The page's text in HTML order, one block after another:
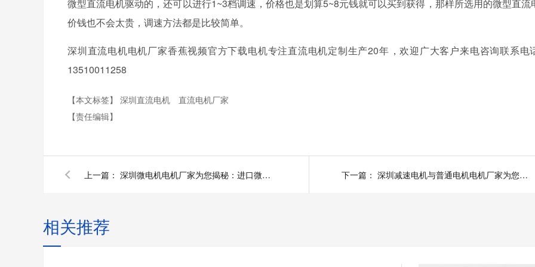
微型直流电机驱动的，还可以进行1~3档调速，价格也是划算5~8元钱就可以买到获得，那样所选用的微型直
价钱也不会太贵，调速方法都是比较简单。
深圳直流电机电机厂家香蕉视频官方下载电机专注直流电机定制生产20年，欢迎广大客户来电咨询联系电话
13510011258
【本文标签】 深圳直流电机
直流电机厂家
【责任编辑】
上一篇： 深圳微电机电机厂家为您揭秘：进口微电机清关手续，微电机进口流程 下一篇： 深圳减速电机与普通电机电机厂家为您揭秘:香蕉视频久久下载减速箱与减速机有区别吗？
相关推荐